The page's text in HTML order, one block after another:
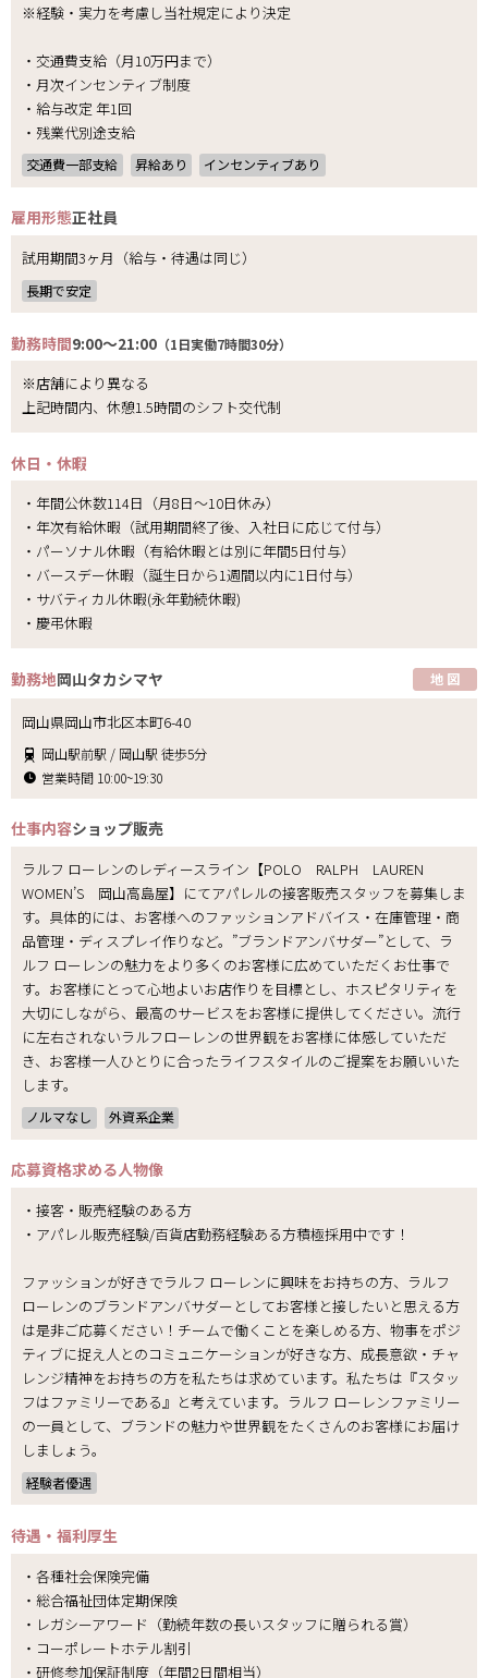
※経験・実力を考慮し当社規定により決定
・交通費支給（月10万円まで）
・月次インセンティブ制度
・給与改定 年1回
・残業代別途支給
交通費一部支給 昇給あり インセンティブあり
雇用形態正社員
試用期間3ヶ月（給与・待遇は同じ）
長期で安定
勤務時間9:00～21:00 （1日実働7時間30分）
※店舗により異なる
上記時間内、休憩1.5時間のシフト交代制
休日・休暇
・年間公休数114日（月8日～10日休み）
・年次有給休暇（試用期間終了後、入社日に応じて付与）
・パーソナル休暇（有給休暇とは別に年間5日付与）
・バースデー休暇（誕生日から1週間以内に1日付与）
・サバティカル休暇(永年勤続休暇)
・慶弔休暇
勤務地岡山タカシマヤ 地 図
岡山県岡山市北区本町6-40
岡山駅前駅 / 岡山駅 徒歩5分
営業時間 10:00~19:30
仕事内容ショップ販売
ラルフ ローレンのレディースライン【POLO RALPH LAUREN
WOMEN’S 岡山高島屋】にてアパレルの接客販売スタッフを募集しま
す。具体的には、お客様へのファッションアドバイス・在庫管理・商
品管理・ディスプレイ作りなど。”ブランドアンバサダー”として、ラ
ルフ ローレンの魅力をより多くのお客様に広めていただくお仕事で
す。お客様にとって心地よいお店作りを目標とし、ホスピタリティを
大切にしながら、最高のサービスをお客様に提供してください。流行
に左右されないラルフローレンの世界観をお客様に体感していただ
き、お客様一人ひとりに合ったライフスタイルのご提案をお願いいた
します。
ノルマなし 外資系企業
応募資格求める人物像
・接客・販売経験のある方
・アパレル販売経験/百貨店勤務経験ある方積極採用中です！
ファッションが好きでラルフ ローレンに興味をお持ちの方、ラルフ
ローレンのブランドアンバサダーとしてお客様と接したいと思える方
は是非ご応募ください！チームで働くことを楽しめる方、物事をポジ
ティブに捉え人とのコミュニケーションが好きな方、成長意欲・チャ
レンジ精神をお持ちの方を私たちは求めています。私たちは『スタッ
フはファミリーである』と考えています。ラルフ ローレンファミリー
の一員として、ブランドの魅力や世界観をたくさんのお客様にお届け
しましょう。
経験者優遇
待遇・福利厚生
・各種社会保険完備
・総合福祉団体定期保険
・レガシーアワード（勤続年数の長いスタッフに贈られる賞）
・コーポレートホテル割引
・研修参加保証制度（年間2日間相当）